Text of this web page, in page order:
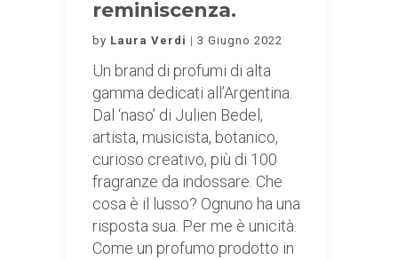
reminiscenza.
by Laura Verdi 3 Giugno 2022
Un brand di profumi di alta
gamma dedicati all’Argentina.
Dal ‘naso’ di Julien Bedel,
artista, musicista, botanico,
curioso creativo, più di 100
fragranze da indossare. Che
cosa è il lusso? Ognuno ha una
risposta sua. Per me è unicità.
Come un profumo prodotto in